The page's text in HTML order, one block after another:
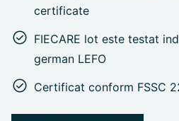
certificate
FIECARE lot este testat
german LEFO
Certificat conform FSSC